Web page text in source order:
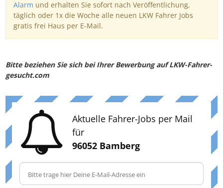
Alarm und erhalten Sie sofort nach Veröffentlichung,
täglich oder 1x die Woche alle neuen LKW Fahrer Jobs
gratis frei Haus per E-Mail.
Bitte beziehen Sie sich bei Ihrer Bewerbung auf LKW-Fahrer-
gesucht.com
Aktuelle Fahrer-Jobs per Mail
für
96052 Bamberg